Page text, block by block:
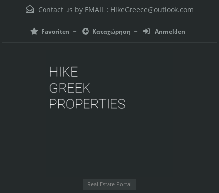
Contact us by EMAIL : HikeGreece@outlook.com
Favoriten Καταχώρηση Anmelden
Real Estate Portal